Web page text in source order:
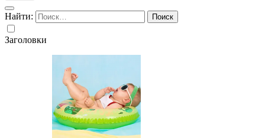
Найти:
Заголовки